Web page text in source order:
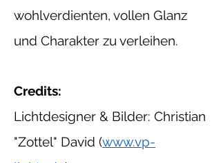
wohlverdienten, vollen Glanz
und Charakter zu verleihen.
Credits:
Lichtdesigner & Bilder: Christian
"Zottel" David (www.vp-